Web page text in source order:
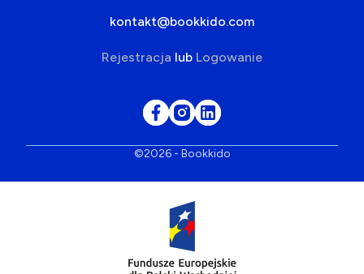
kontakt@bookkido.com
Rejestracja lub Logowanie
©2026 - Bookkido